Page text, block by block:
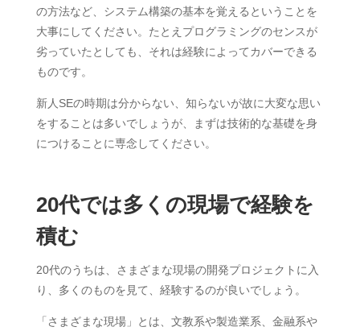
の方法など、システム構築の基本を覚えるということを
大事にしてください。たとえプログラミングのセンスが
劣っていたとしても、それは経験によってカバーできる
ものです。
新人SEの時期は分からない、知らないが故に大変な思い
をすることは多いでしょうが、まずは技術的な基礎を身
につけることに専念してください。
20代では多くの現場で経験を
積む
20代のうちは、さまざまな現場の開発プロジェクトに入
り、多くのものを見て、経験するのが良いでしょう。
「さまざまな現場」とは、文教系や製造業系、金融系や